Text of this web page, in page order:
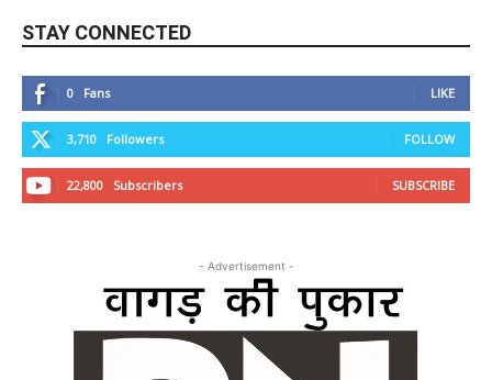
STAY CONNECTED
0 Fans LIKE
3,710 Followers FOLLOW
22,800 Subscribers SUBSCRIBE
- Advertisement -